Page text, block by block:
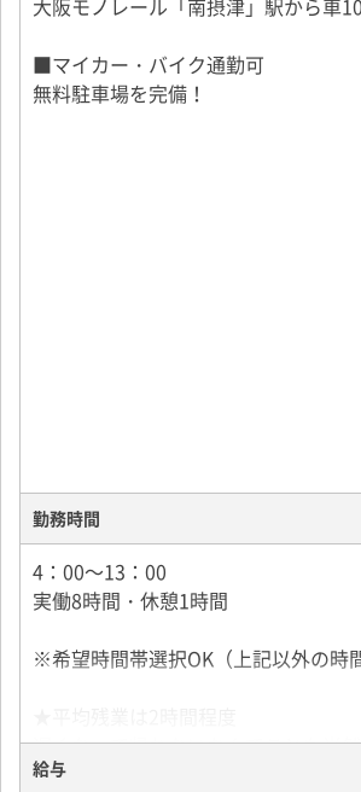
■マイカー・バイク通勤可
無料駐車場を完備！
勤務時間
4：00～13：00
実働8時間・休憩1時間
※希望時間帯選択OK（上記以外の時
遅くなって帰れないなんてことも当
給与